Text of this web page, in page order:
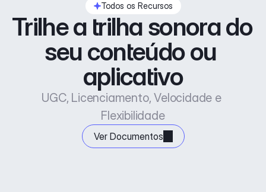
Todos os Recursos
Trilhe a trilha sonora do
seu conteúdo ou
aplicativo
UGC, Licenciamento, Velocidade e
Flexibilidade
Ver Documentos